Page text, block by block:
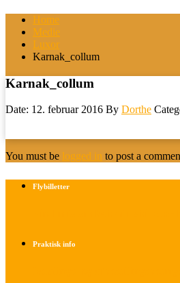
Home
Medie
Luxor
Karnak_collum
Karnak_collum
Date: 12. februar 2016 By Dorthe
You must be logged in to post a
Flybilletter
Praktisk info